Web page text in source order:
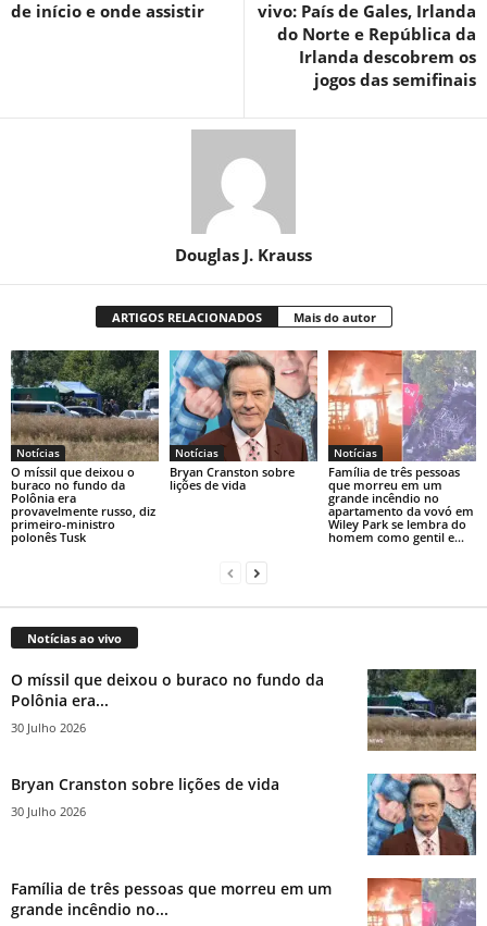
de início e onde assistir
vivo: País de Gales, Irlanda
do Norte e República da
Irlanda descobrem os
jogos das semifinais
Douglas J. Krauss
ARTIGOS RELACIONADOS Mais do autor
Notícias
O míssil que deixou o
buraco no fundo da
Polônia era
provavelmente russo, diz
primeiro-ministro
polonês Tusk
Notícias
Bryan Cranston sobre
lições de vida
Notícias
Família de três pessoas
que morreu em um
grande incêndio no
apartamento da vovó em
Wiley Park se lembra do
homem como gentil e...
Notícias ao vivo
O míssil que deixou o buraco no fundo da
Polônia era...
30 Julho 2026
Bryan Cranston sobre lições de vida
30 Julho 2026
Família de três pessoas que morreu em um
grande incêndio no...